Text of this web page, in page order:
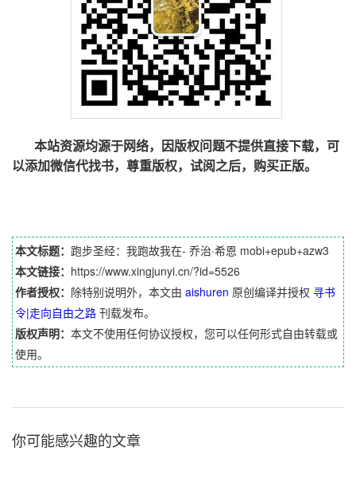
本站资源均源于网络，因版权问题不提供直接下载，可
以添加微信代找书，尊重版权，试阅之后，购买正版。
本文标题： 跑步圣经：我跑故我在- 乔治·希恩 mobi+epub+azw3
本文链接： https://www.xingjunyi.cn/?id=5526
作者授权： 除特别说明外，本文由 aishuren 原创编译并授权 寻书
令|走向自由之路 刊载发布。
版权声明： 本文不使用任何协议授权，您可以任何形式自由转载或
使用。
你可能感兴趣的文章